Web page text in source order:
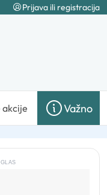
Prijava ili registracija
akcije Važno